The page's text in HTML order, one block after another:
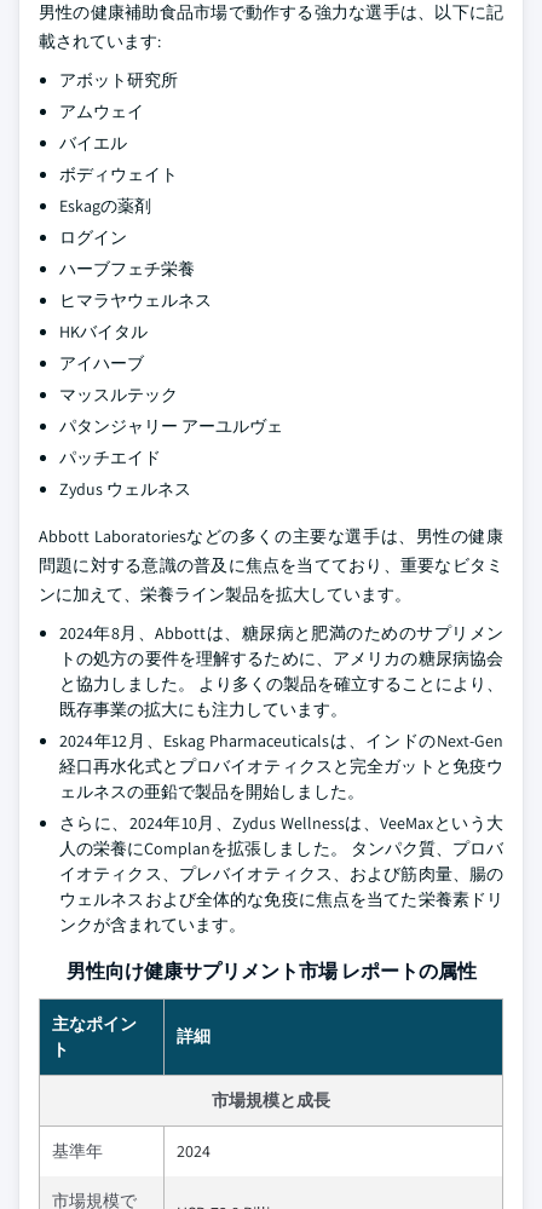
男性の健康補助食品市場で動作する強力な選手は、以下に記
載されています:
アボット研究所
アムウェイ
バイエル
ボディウェイト
Eskagの薬剤
ログイン
ハーブフェチ栄養
ヒマラヤウェルネス
HKバイタル
アイハーブ
マッスルテック
パタンジャリー アーユルヴェ
パッチエイド
Zydus ウェルネス
Abbott Laboratoriesなどの多くの主要な選手は、男性の健康
問題に対する意識の普及に焦点を当てており、重要なビタミ
ンに加えて、栄養ライン製品を拡大しています。
2024年8月、Abbottは、糖尿病と肥満のためのサプリメン
トの処方の要件を理解するために、アメリカの糖尿病協会
と協力しました。 より多くの製品を確立することにより、
既存事業の拡大にも注力しています。
2024年12月、Eskag Pharmaceuticalsは、インドのNext-Gen
経口再水化式とプロバイオティクスと完全ガットと免疫ウ
ェルネスの亜鉛で製品を開始しました。
さらに、2024年10月、Zydus Wellnessは、VeeMaxという大
人の栄養にComplanを拡張しました。 タンパク質、プロバ
イオティクス、プレバイオティクス、および筋肉量、腸の
ウェルネスおよび全体的な免疫に焦点を当てた栄養素ドリ
ンクが含まれています。
男性向け健康サプリメント市場 レポートの属性
主なポイン
ト
詳細
市場規模と成長
基準年 2024
市場規模で